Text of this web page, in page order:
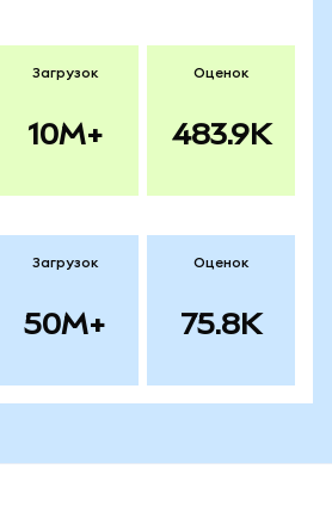
Загрузок
10M+
Оценок
483.9K
Загрузок
50M+
Оценок
75.8K